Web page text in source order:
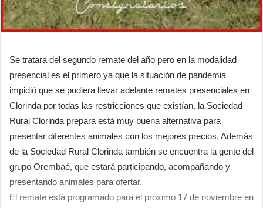
Se tratara del segundo remate del año pero en la modalidad
presencial es el primero ya que la situación de pandemia
impidió que se pudiera llevar adelante remates presenciales en
Clorinda por todas las restricciones que existían, la Sociedad
Rural Clorinda prepara está muy buena alternativa para
presentar diferentes animales con los mejores precios. Además
de la Sociedad Rural Clorinda también se encuentra la gente del
grupo Orembaé, que estará participando, acompañando y
presentando animales para ofertar.
El remate está programado para el próximo 17 de noviembre en